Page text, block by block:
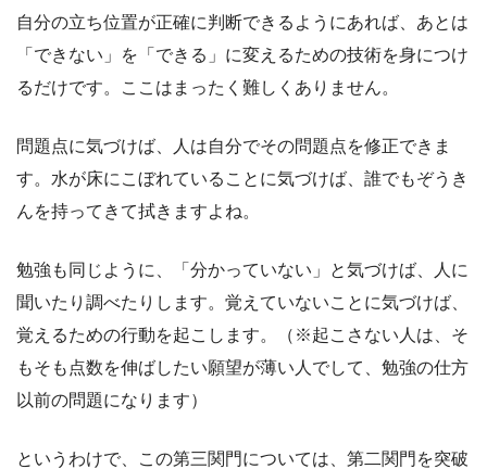
自分の立ち位置が正確に判断できるようにあれば、あとは
「できない」を「できる」に変えるための技術を身につけ
るだけです。ここはまったく難しくありません。
問題点に気づけば、人は自分でその問題点を修正できま
す。水が床にこぼれていることに気づけば、誰でもぞうき
んを持ってきて拭きますよね。
勉強も同じように、「分かっていない」と気づけば、人に
聞いたり調べたりします。覚えていないことに気づけば、
覚えるための行動を起こします。（※起こさない人は、そ
もそも点数を伸ばしたい願望が薄い人でして、勉強の仕方
以前の問題になります）
というわけで、この第三関門については、第二関門を突破